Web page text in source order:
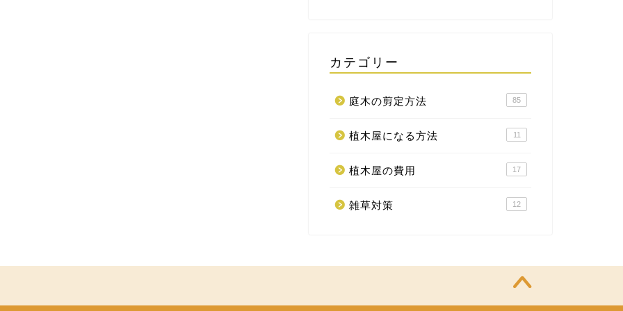
カテゴリー
庭木の剪定方法 85
植木屋になる方法 11
植木屋の費用 17
雑草対策 12